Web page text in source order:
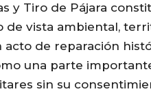
y Tiro de Pájara
de vista ambiental,
de reparación
una parte
sin su